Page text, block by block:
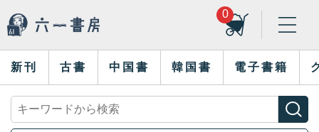
0
新刊 古書 中国書 韓国書 電子書籍